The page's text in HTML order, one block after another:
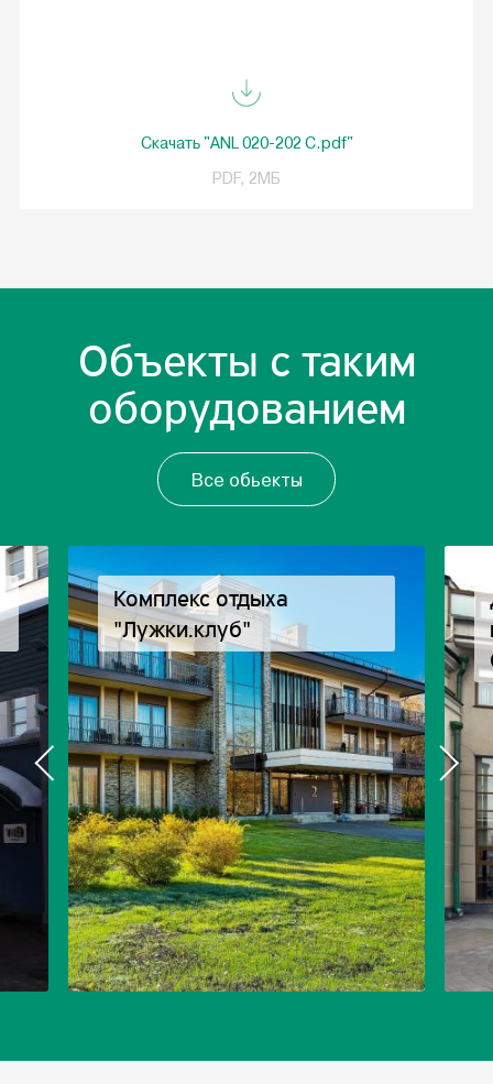
Скачать "ANL 020-202 C.pdf"
PDF, 2МБ
Объекты с таким
оборудованием
Все обьекты
Комплекс отдыха
"Лужки.клуб"